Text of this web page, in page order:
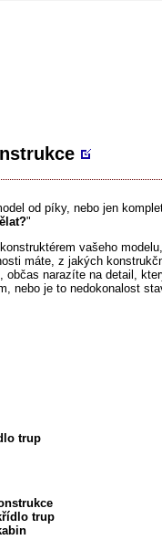
od píky, nebo jen
"
vašeho
máte, z jakých
občas narazíte na detail,
nebo je to nedokonalost
trup
trup